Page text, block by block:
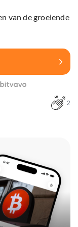
van de groeiende
2